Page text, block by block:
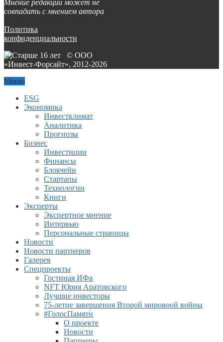
Мнение редакции может не
совпадать с мнением автора
Политика
конфиденциальности
© ООО
«Инвест-Форсайт», 2012-2026
Меню
ESG
Экономика
Инвестклимат
Аналитика
Прогнозы
Бизнес
Инвестиции
Финансы
Блокчейн
Стартапы
Технологии
Книги
Эксперты
Экспертное мнение
Интервью
Персональные страницы
Новости
Новости партнеров
Галерея
Спецпроекты
Гостиная ИФа
NFT Юрия Аратовского
Лучшие инвесторы
75-летие завершения Второй мировоой войны
#ГолосПамяти
О проекте
Новости